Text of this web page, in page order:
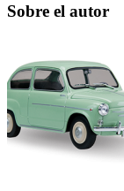
Sobre el autor